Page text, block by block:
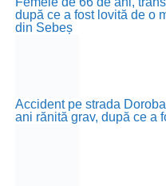
după ce a fost lovită de o
din Sebeș
Accident pe strada
ani rănită grav, după ce a